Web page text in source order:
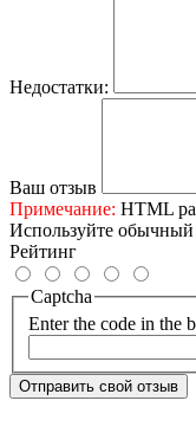
Недостатки:
Ваш отзыв
Примечание: HTML
Используйте обычный
Рейтинг
Captcha
Enter the code in the
Отправить свой отзыв